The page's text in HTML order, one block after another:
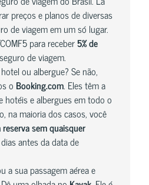
preços e planos de diversas
de viagem em um só lugar.
para receber5% de
de viagem.
ou albergue? Se não,
o Booking.com. Eles têm a
hotéis e albergues em todo o
na maioria dos casos, você
sem quaisquer
antes da data de
a sua passagem aérea e